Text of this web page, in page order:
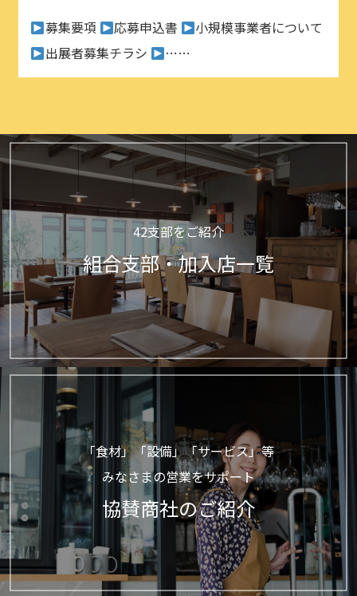
募集要項 応募申込書
小規模事業者について
出展者募集チラシ
……
42支部をご紹介
組合支部・加入店一覧
「食材」「設備」「サービス」等
みなさまの営業をサポート
協賛商社のご紹介